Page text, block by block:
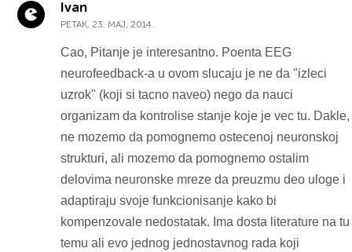
Ivan
PETAK, 23. MAJ, 2014.
Cao, Pitanje je interesantno. Poenta EEG
neurofeedback-a u ovom slucaju je ne da "izleci
uzrok" (koji si tacno naveo) nego da nauci
organizam da kontrolise stanje koje je vec tu. Dakle,
ne mozemo da pomognemo ostecenoj neuronskoj
strukturi, ali mozemo da pomognemo ostalim
delovima neuronske mreze da preuzmu deo uloge i
adaptiraju svoje funkcionisanje kako bi
kompenzovale nedostatak. Ima dosta literature na tu
temu ali evo jednog jednostavnog rada koji